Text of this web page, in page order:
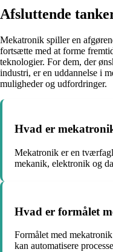
Afsluttende
Mekatronik spiller en
fortsætte med at forme
teknologier. For dem, der
industri, er en uddannelse i
muligheder og udfordringer.
Hvad er
Mekatronik er en
mekanik, elektronik og
Hvad er formålet
Formålet med
kan automatisere